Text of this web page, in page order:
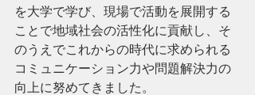
を大学で学び、現場で活動を展開する
ことで地域社会の活性化に貢献し、そ
のうえでこれからの時代に求められる
コミュニケーション力や問題解決力の
向上に努めてきました。